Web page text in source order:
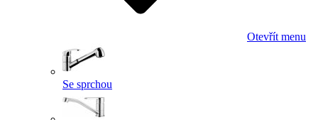
Otevřít menu
Se sprchou